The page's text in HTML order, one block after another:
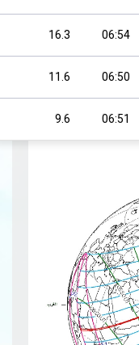
06:54
16.3
06:50
11.6
06:51
9.6